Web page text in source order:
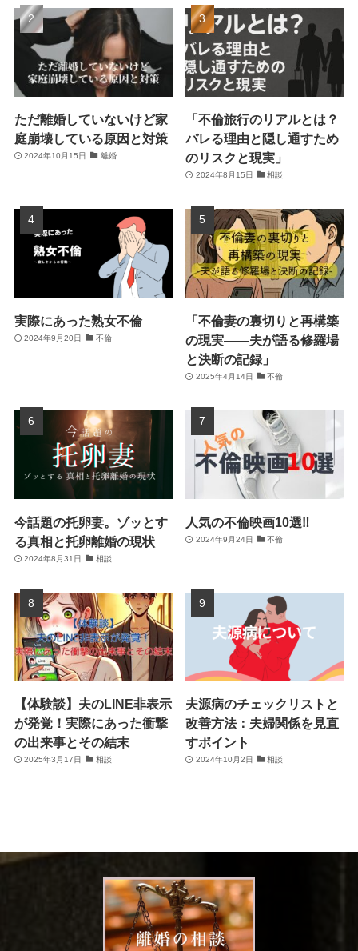
ただ離婚していないけど家
庭崩壊している原因と対策
2024年10月15日 離婚
「不倫旅行のリアルとは？
バレる理由と隠し通すため
のリスクと現実」
2024年8月15日 相談
実際にあった熟女不倫
2024年9月20日 不倫
「不倫妻の裏切りと再構築
の現実――夫が語る修羅場
と決断の記録」
2025年4月14日 不倫
今話題の托卵妻。ゾッとす
る真相と托卵離婚の現状
2024年8月31日 相談
人気の不倫映画10選‼
2024年9月24日 不倫
【体験談】夫のLINE非表示
が発覚！実際にあった衝撃
の出来事とその結末
2025年3月17日 相談
夫源病のチェックリストと
改善方法：夫婦関係を見直
すポイント
2024年10月2日 相談